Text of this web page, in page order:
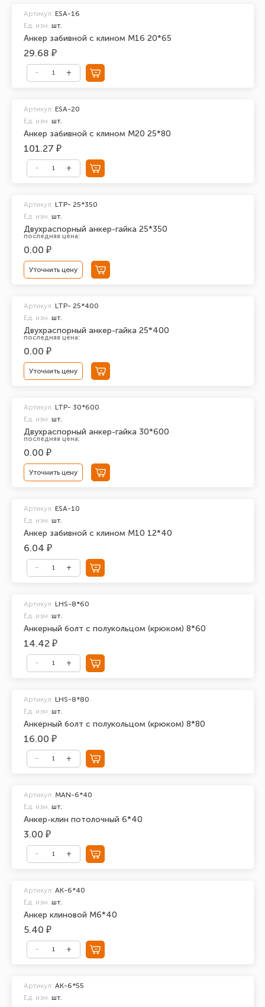
Анкер забивной с клином М16 20*65
Артикул: ESA-16
Ед. изм. шт.
29.68 ₽
Анкер забивной с клином М20 25*80
Артикул: ESA-20
Ед. изм. шт.
101.27 ₽
Двухраспорный анкер-гайка 25*350
Артикул: LTP- 25*350
Ед. изм. шт.
последняя цена:
0.00 ₽
Уточнить цену
Двухраспорный анкер-гайка 25*400
Артикул: LTP- 25*400
Ед. изм. шт.
последняя цена:
0.00 ₽
Уточнить цену
Двухраспорный анкер-гайка 30*600
Артикул: LTP- 30*600
Ед. изм. шт.
последняя цена:
0.00 ₽
Уточнить цену
Анкер забивной с клином М10 12*40
Артикул: ESA-10
Ед. изм. шт.
6.04 ₽
Анкерный болт с полукольцом (крюком) 8*60
Артикул: LHS-8*60
Ед. изм. шт.
14.42 ₽
Анкерный болт с полукольцом (крюком) 8*80
Артикул: LHS-8*80
Ед. изм. шт.
16.00 ₽
Анкер-клин потолочный 6*40
Артикул: MAN-6*40
Ед. изм. шт.
3.00 ₽
Анкер клиновой М6*40
Артикул: АК-6*40
Ед. изм. шт.
5.40 ₽
Артикул: АК-6*55
Ед. изм. шт.